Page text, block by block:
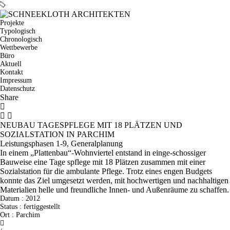
Projekte
Typologisch
Chronologisch
Wettbewerbe
Büro
Aktuell
Kontakt
Impressum
Datenschutz
Share
NEUBAU TAGESPFLEGE MIT 18 PLÄTZEN UND
SOZIALSTATION IN PARCHIM
Leistungsphasen 1-9, Generalplanung
In einem „Plattenbau“-Wohnviertel entstand in einge-schossiger
Bauweise eine Tage spflege mit 18 Plätzen zusammen mit einer
Sozialstation für die ambulante Pflege. Trotz eines engen Budgets
konnte das Ziel umgesetzt werden, mit hochwertigen und nachhaltigen
Materialien helle und freundliche Innen- und Außenräume zu schaffen.
Datum : 2012
Status : fertiggestellt
Ort : Parchim